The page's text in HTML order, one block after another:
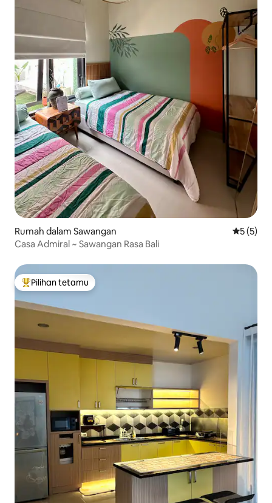
Rumah dalam Sawangan
5 (5)
Casa Admiral ~ Sawangan Rasa Bali
Pilihan utama tetamu
Pilihan tetamu